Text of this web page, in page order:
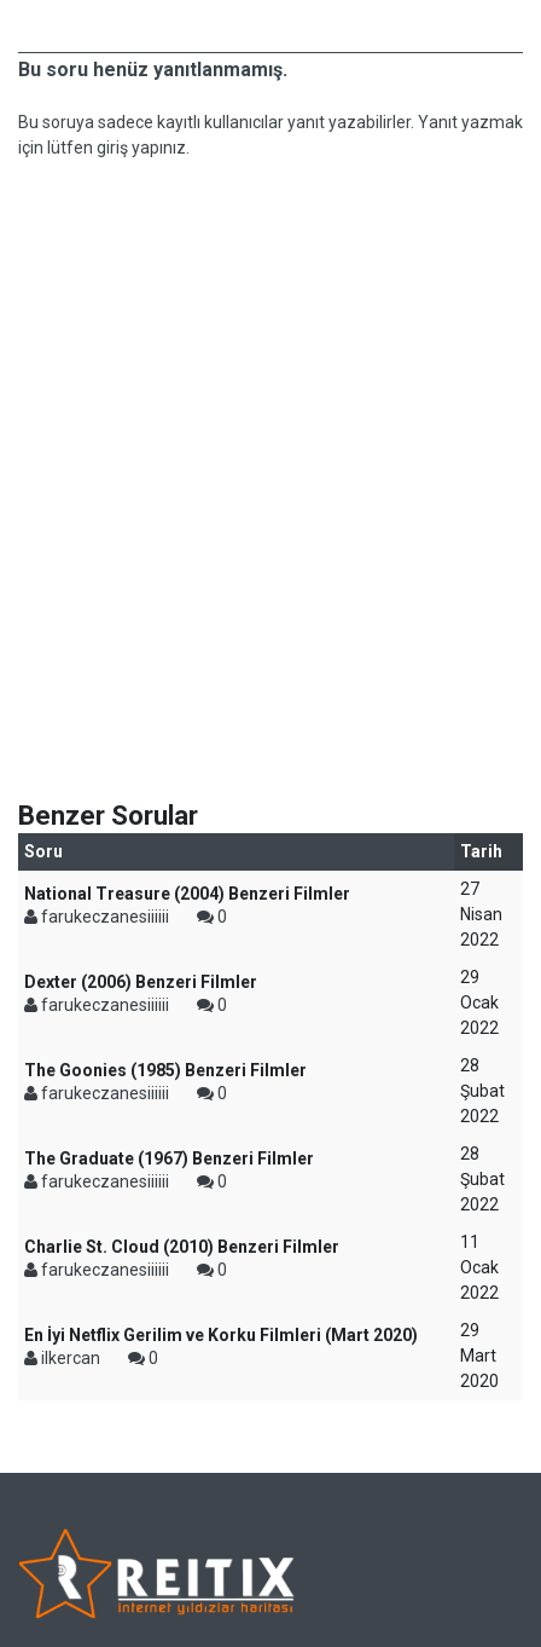
Bu soru henüz yanıtlanmamış.
Bu soruya sadece kayıtlı kullanıcılar yanıt yazabilirler. Yanıt yazmak
için lütfen giriş yapınız.
Benzer Sorular
Soru Tarih
National Treasure (2004) Benzeri Filmler
farukeczanesiiiiii
0
27
Nisan
2022
Dexter (2006) Benzeri Filmler
farukeczanesiiiiii
0
29
Ocak
2022
The Goonies (1985) Benzeri Filmler
farukeczanesiiiiii
0
28
Şubat
2022
The Graduate (1967) Benzeri Filmler
farukeczanesiiiiii
0
28
Şubat
2022
Charlie St. Cloud (2010) Benzeri Filmler
farukeczanesiiiiii
0
11
Ocak
2022
En İyi Netflix Gerilim ve Korku Filmleri (Mart 2020)
ilkercan
0
29
Mart
2020